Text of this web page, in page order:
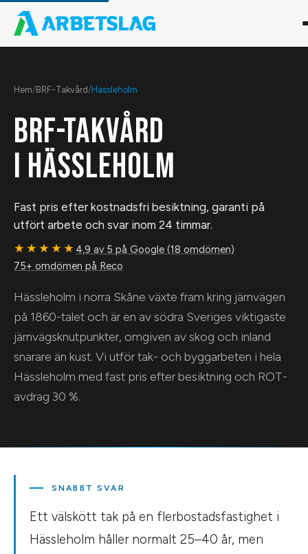
Hem/BRF-Takvård /Hässleholm
BRF-TAKVÅRD
I HÄSSLEHOLM
Fast pris efter kostnadsfri besiktning, garanti på
utfört arbete och svar inom 24 timmar.
★★★★★ 4,9 av 5 på Google (18 omdömen)·
75+ omdömen på Reco
Hässleholm i norra Skåne växte fram kring järnvägen
på 1860-talet och är en av södra Sveriges viktigaste
järnvägsknutpunkter, omgiven av skog och inland
snarare än kust. Vi utför tak- och byggarbeten i hela
Hässleholm med fast pris efter besiktning och ROT-
avdrag 30 %.
SNABBT SVAR
Ett välskött tak på en flerbostadsfastighet i
Hässleholm håller normalt 25–40 år, men